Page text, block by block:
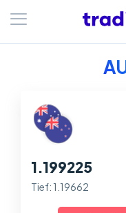
Über uns
1.199225
Tief: 1.19662